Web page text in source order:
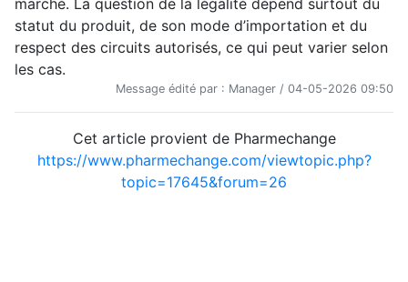
statut du produit, de son mode d’importation et du
respect des circuits autorisés, ce qui peut varier selon
les cas.
Message édité par : Manager / 04-05-2026 09:50
Cet article provient de Pharmechange
https://www.pharmechange.com/viewtopic.php?
topic=17645&forum=26